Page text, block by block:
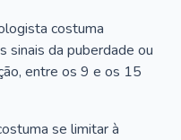
costuma
sinais da puberdade ou
entre os 9 e os 15
se limitar à